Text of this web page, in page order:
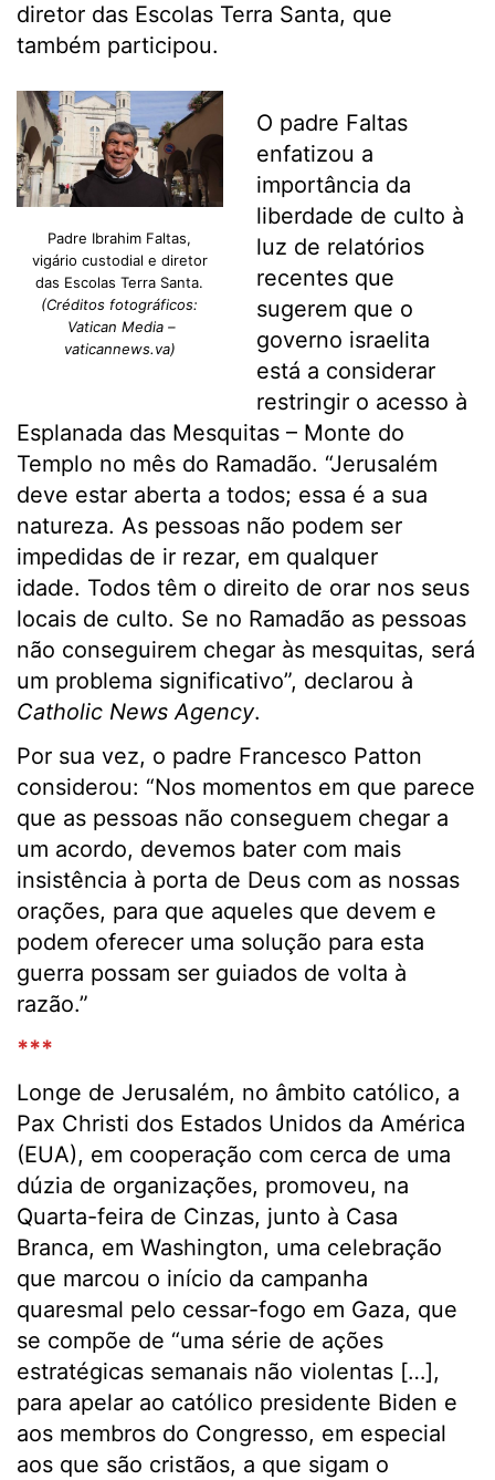
diretor das Escolas Terra Santa, que
também participou.
Padre Ibrahim Faltas,
vigário custodial e diretor
das Escolas Terra Santa.
(Créditos fotográficos:
Vatican Media –
vaticannews.va)
O padre Faltas
enfatizou a
importância da
liberdade de culto à
luz de relatórios
recentes que
sugerem que o
governo israelita
está a considerar
restringir o acesso à
Esplanada das Mesquitas – Monte do
Templo no mês do Ramadão. “Jerusalém
deve estar aberta a todos; essa é a sua
natureza. As pessoas não podem ser
impedidas de ir rezar, em qualquer
idade. Todos têm o direito de orar nos seus
locais de culto. Se no Ramadão as pessoas
não conseguirem chegar às mesquitas, será
um problema significativo”, declarou à
Catholic News Agency.
Por sua vez, o padre Francesco Patton
considerou: “Nos momentos em que parece
que as pessoas não conseguem chegar a
um acordo, devemos bater com mais
insistência à porta de Deus com as nossas
orações, para que aqueles que devem e
podem oferecer uma solução para esta
guerra possam ser guiados de volta à
razão.”
***
Longe de Jerusalém, no âmbito católico, a
Pax Christi dos Estados Unidos da América
(EUA), em cooperação com cerca de uma
dúzia de organizações, promoveu, na
Quarta-feira de Cinzas, junto à Casa
Branca, em Washington, uma celebração
que marcou o início da campanha
quaresmal pelo cessar-fogo em Gaza, que
se compõe de “uma série de ações
estratégicas semanais não violentas […],
para apelar ao católico presidente Biden e
aos membros do Congresso, em especial
aos que são cristãos, a que sigam o